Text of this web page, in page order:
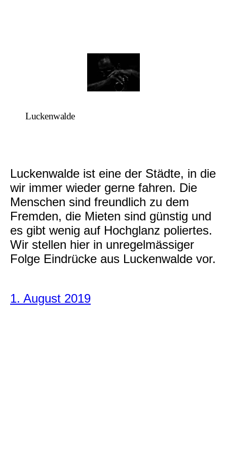
Luckenwalde
Luckenwalde ist eine der Städte, in die
wir immer wieder gerne fahren. Die
Menschen sind freundlich zu dem
Fremden, die Mieten sind günstig und
es gibt wenig auf Hochglanz poliertes.
Wir stellen hier in unregelmässiger
Folge Eindrücke aus Luckenwalde vor.
1. August 2019